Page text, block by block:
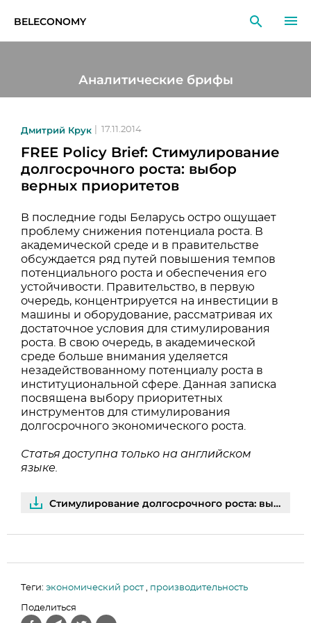
BELECONOMY
ИССЛЕДОВАНИЯ
ОБРАЗОВАНИЕ
СОБЫТИЯ
Аналитические брифы
Дмитрий Крук 17.11.2014
FREE Policy Brief: Стимулирование
долгосрочного роста: выбор
верных приоритетов
В последние годы Беларусь остро ощущает
проблему снижения потенциала роста. В
академической среде и в правительстве
обсуждается ряд путей повышения темпов
потенциального роста и обеспечения его
устойчивости. Правительство, в первую
очередь, концентрируется на инвестиции в
машины и оборудование, рассматривая их
достаточное условия для стимулирования
роста. В свою очередь, в академической
среде больше внимания уделяется
незадействованному потенциалу роста в
институциональной сфере. Данная записка
посвящена выбору приоритетных
инструментов для стимулирования
долгосрочного экономического роста.
Статья доступна только на английском
языке.
Стимулирование долгосрочного роста: выбор верных приоритетов | PDF
Теги: экономический рост, производительность
Поделиться